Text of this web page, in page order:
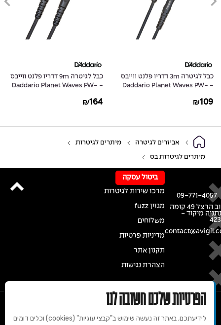
כבל לגיטרה 3m דדריו פלנט ווייבס
- Daddario Planet Waves PW-
₪109
כבל לגיטרה 9m דדריו פלנט ווייבס
- Daddario Planet Waves PW-
₪164
אביזרים לגיטרה מיתרים לגיטרות
מיתרים לגיטרות בס
רחוב הרצל 49 קומה
מיקוד -
09-771-4057
ביטול עסקה
מרכז שירות לגיטרות
מגזין fuzz
משלוחים
מדיניות פרטיות
תקנון אתר
הצהרת נגישות
הפרטיות שלכם חשובה לנו
לידיעתכם, באתר זה נעשה שימוש ב"קבצי עוגיות" (cookies) וכלים דומים